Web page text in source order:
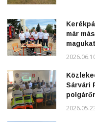
már
Sárvári